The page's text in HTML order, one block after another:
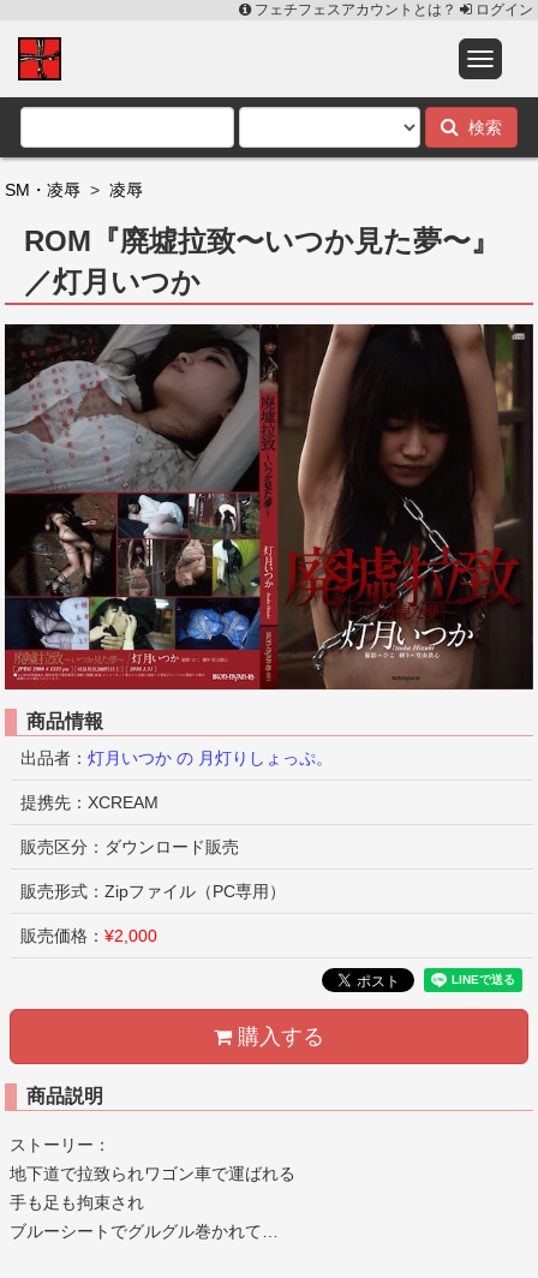
フェチフェスアカウントとは？ ログイン
検索
SM・凌辱 > 凌辱
ROM『廃墟拉致〜いつか見た夢〜』
／灯月いつか
商品情報
出品者： 灯月いつか の 月灯りしょっぷ。
提携先：XCREAM
販売区分：ダウンロード販売
販売形式：Zipファイル（PC専用）
販売価格： ¥2,000
購入する
商品説明
ストーリー：
地下道で拉致られワゴン車で運ばれる
手も足も拘束され
ブルーシートでグルグル巻かれて…